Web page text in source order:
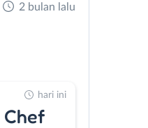
2 bulan lalu
hari ini